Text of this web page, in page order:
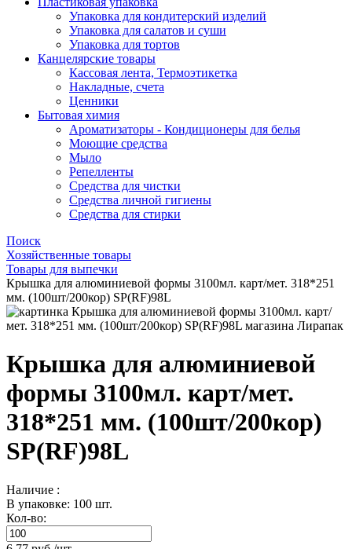
Упаковка для кондитерский изделий
Упаковка для салатов и суши
Упаковка для тортов
Канцелярские товары
Кассовая лента, Термоэтикетка
Накладные, счета
Ценники
Бытовая химия
Ароматизаторы - Кондиционеры для белья
Моющие средства
Мыло
Репелленты
Средства для чистки
Средства личной гигиены
Средства для стирки
Поиск
Хозяйственные товары
Товары для выпечки
Крышка для алюминиевой формы 3100мл. карт/мет. 318*251
мм. (100шт/200кор) SP(RF)98L
Крышка для алюминиевой
формы 3100мл. карт/мет.
318*251 мм. (100шт/200кор)
SP(RF)98L
Наличие :
В упаковке: 100 шт.
Кол-во: